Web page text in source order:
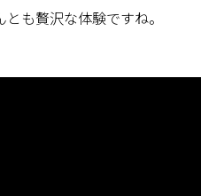
も贅沢な体験ですね。